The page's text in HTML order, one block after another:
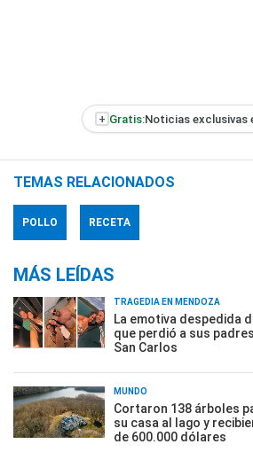
+ Gratis:Noticias exclusivas
TEMAS RELACIONADOS
POLLO RECETA
MÁS LEÍDAS
TRAGEDIA EN MENDOZA
La emotiva despedida
que perdió a sus
San Carlos
MUNDO
Cortaron 138 árboles
su casa al lago y
de 600.000 dólares